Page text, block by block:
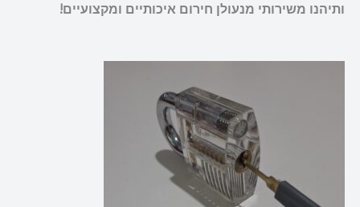
ותיהנו משירותי מנעולן חירום איכותיים ומקצועיים!